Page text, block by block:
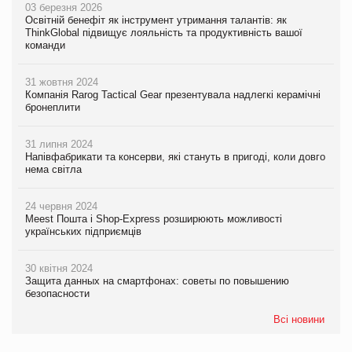
03 березня 2026
Освітній бенефіт як інструмент утримання талантів: як
ThinkGlobal підвищує лояльність та продуктивність вашої
команди
31 жовтня 2024
Компанія Rarog Tactical Gear презентувала надлегкі керамічні
бронеплити
31 липня 2024
Напівфабрикати та консерви, які стануть в пригоді, коли довго
нема світла
24 червня 2024
Meest Пошта і Shop-Express розширюють можливості
українських підприємців
30 квітня 2024
Защита данных на смартфонах: советы по повышению
безопасности
Всі новини